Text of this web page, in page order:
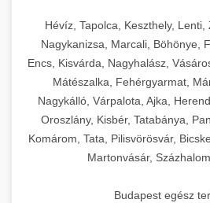
Hévíz, Tapolca, Keszthely, Lenti,
Nagykanizsa, Marcali, Böhönye,
Encs, Kisvárda, Nagyhalász,
Mátészalka, Fehérgyarmat,
Nagykálló, Várpalota, Ajka,
Oroszlány, Kisbér, Tatabánya,
Komárom, Tata, Pilisvörösvár,
Martonvásár,
Budapest egész